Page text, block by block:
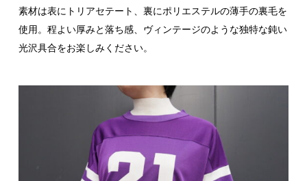
素材は表にトリアセテート、裏にポリエステルの薄手の裏毛を
使用。程よい厚みと落ち感、ヴィンテージのような独特な鈍い
光沢具合をお楽しみください。